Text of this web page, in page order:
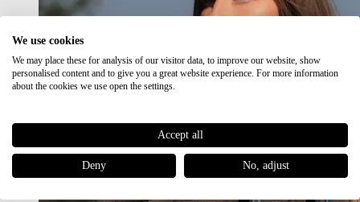
We use cookies
We may place these for analysis of our visitor data, to improve our website, show
personalised content and to give you a great website experience. For more information
about the cookies we use open the settings.
Accept all
Deny No, adjust